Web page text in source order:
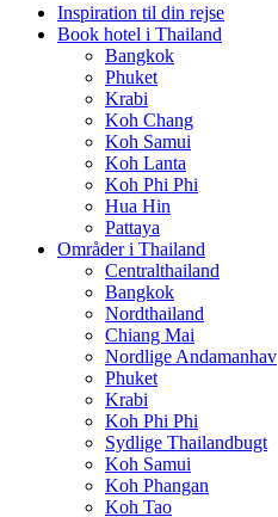
Inspiration til din rejse
Book hotel i Thailand
Bangkok
Phuket
Krabi
Koh Chang
Koh Samui
Koh Lanta
Koh Phi Phi
Hua Hin
Pattaya
Områder i Thailand
Centralthailand
Bangkok
Nordthailand
Chiang Mai
Nordlige Andamanhav
Phuket
Krabi
Koh Phi Phi
Sydlige Thailandbugt
Koh Samui
Koh Phangan
Koh Tao